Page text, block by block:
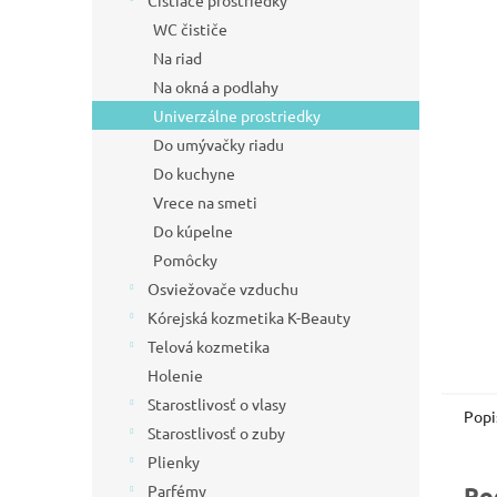
WC čističe
Na riad
Na okná a podlahy
Univerzálne prostriedky
Do umývačky riadu
Do kuchyne
Vrece na smeti
Do kúpelne
Pomôcky
Osviežovače vzduchu
Kórejská kozmetika K-Beauty
Telová kozmetika
Holenie
Starostlivosť o vlasy
Starostlivosť o zuby
Plienky
Parfémy